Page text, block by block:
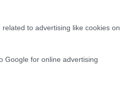
to advertising like cookies on
Google for online advertising
ferroviario nel
ci siano sui binari
dal personale
che
linea AV